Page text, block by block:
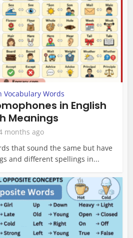
Vocabulary Words
in English
Meanings
months ago
that sound the same but have
and different spellings in...